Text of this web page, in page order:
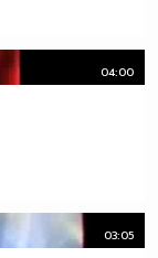
04:00
03:05